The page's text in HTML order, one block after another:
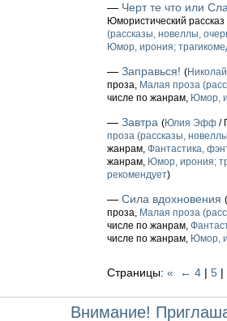
— Черт те что или
Юмористический
(рассказы, новеллы,
Юмор, ирония;
— Заправься! (
проза, Малая проза
числе по жанрам, Юмор,
— Завтра (Юлия Эфф /
проза (рассказы,
жанрам, Фантастика,
жанрам, Юмор, ирония;
рекомендует)
— Сила вдохновения (
проза, Малая проза
числе по жанрам,
числе по жанрам, Юмор,
Страницы: « ← 4 | 5 |
Внимание!